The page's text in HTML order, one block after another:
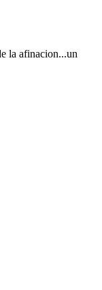
la afinacion...un